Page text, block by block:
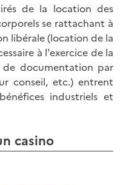
de la location des
se rattachant à
libérale (location de la
à l'exercice de la
documentation par
conseil, etc.) entrent
industriels et
casino